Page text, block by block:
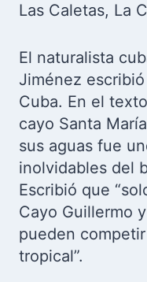
Las Caletas, La
El naturalista
Jiménez
Cuba. En el
cayo Santa
sus aguas fue
inolvidables del
Escribió que
Cayo Guillermo
pueden
tropical”.